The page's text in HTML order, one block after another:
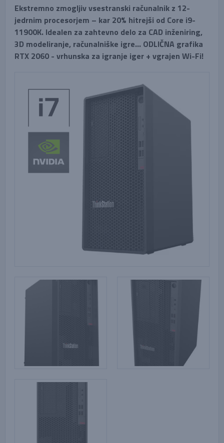
Ekstremno zmogljiv vsestranski računalnik z 12-
jedrnim procesorjem – kar 20% hitrejši od Core i9-
11900K. Idealen za zahtevno delo za CAD inženiring,
3D modeliranje, računalniške igre… ODLIČNA grafika
RTX 2060 - vrhunska za igranje iger + vgrajen Wi-Fi!